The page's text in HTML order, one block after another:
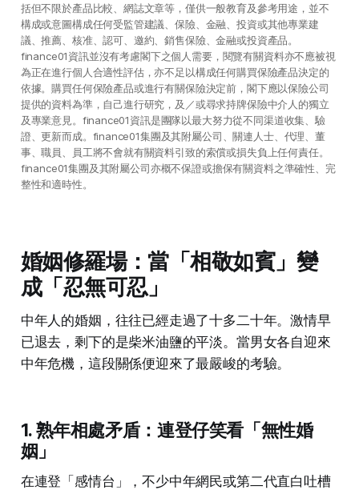
括但不限於產品比較、網誌文章等，僅供一般教育及參考用途，並不
構成或意圖構成任何受監管建議、保險、金融、投資或其他專業建
議、推薦、核准、認可、邀約、銷售保險、金融或投資產品。
finance01資訊並沒有考慮閣下之個人需要，閱覽有關資料亦不應被視
為正在進行個人合適性評估，亦不足以構成任何購買保險產品決定的
依據。購買任何保險產品或進行有關保險決定前，閣下應以保險公司
提供的資料為準，自己進行研究，及／或尋求持牌保險中介人的獨立
及專業意見。finance01資訊是團隊以最大努力從不同渠道收集、驗
證、更新而成。finance01集團及其附屬公司、關連人士、代理、董
事、職員、員工將不會就有關資料引致的索償或損失負上任何責任。
finance01集團及其附屬公司亦概不保證或擔保有關資料之準確性、完
整性和適時性。
婚姻修羅場：當「相敬如賓」變
成「忍無可忍」
中年人的婚姻，往往已經走過了十多二十年。激情早
已退去，剩下的是柴米油鹽的平淡。當男女各自迎來
中年危機，這段關係便迎來了最嚴峻的考驗。
1. 熟年相處矛盾：連登仔笑看「無性婚
姻」
在連登「感情台」，不少中年網民或第二代直白吐槽